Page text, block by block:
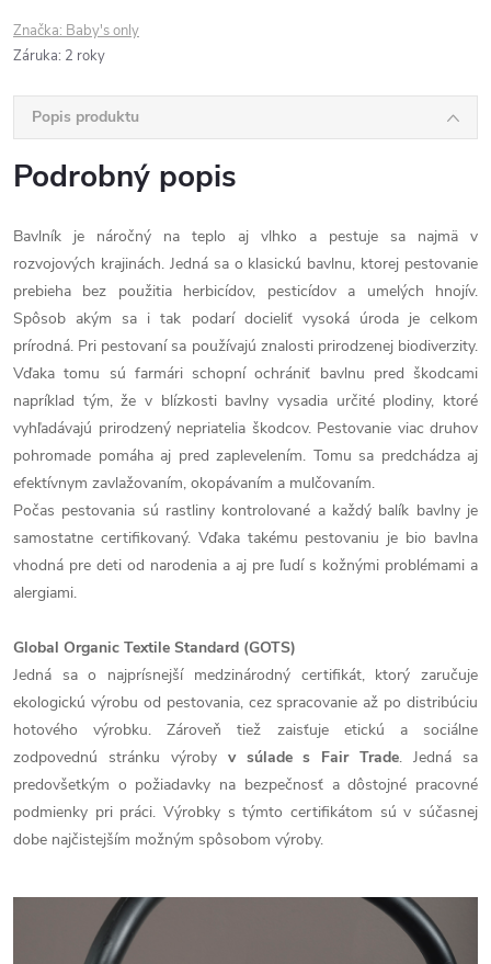
Značka: Baby's only
Záruka: 2 roky
Popis produktu
Podrobný popis
Bavlník je náročný na teplo aj vlhko a pestuje sa najmä v
rozvojových krajinách. Jedná sa o klasickú bavlnu, ktorej pestovanie
prebieha bez použitia herbicídov, pesticídov a umelých hnojív.
Spôsob akým sa i tak podarí docieliť vysoká úroda je celkom
prírodná. Pri pestovaní sa používajú znalosti prirodzenej biodiverzity.
Vďaka tomu sú farmári schopní ochrániť bavlnu pred škodcami
napríklad tým, že v blízkosti bavlny vysadia určité plodiny, ktoré
vyhľadávajú prirodzený nepriatelia škodcov. Pestovanie viac druhov
pohromade pomáha aj pred zaplevelením. Tomu sa predchádza aj
efektívnym zavlažovaním, okopávaním a mulčovaním.
Počas pestovania sú rastliny kontrolované a každý balík bavlny je
samostatne certifikovaný. Vďaka takému pestovaniu je bio bavlna
vhodná pre deti od narodenia a aj pre ľudí s kožnými problémami a
alergiami.
Global Organic Textile Standard (GOTS)
Jedná sa o najprísnejší medzinárodný certifikát, ktorý zaručuje
ekologickú výrobu od pestovania, cez spracovanie až po distribúciu
hotového výrobku. Zároveň tiež zaisťuje etickú a sociálne
zodpovednú stránku výroby v súlade s Fair Trade. Jedná sa
predovšetkým o požiadavky na bezpečnosť a dôstojné pracovné
podmienky pri práci. Výrobky s týmto certifikátom sú v súčasnej
dobe najčistejším možným spôsobom výroby.